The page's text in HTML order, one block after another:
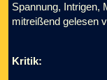
Spannung, Intrigen,
mitreißend gelesen
Kritik: